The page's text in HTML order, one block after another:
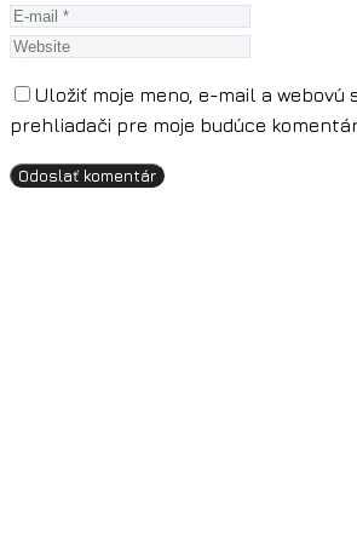
Uložiť moje meno, e-mail a webovú
prehliadači pre moje budúce
Odoslať komentár